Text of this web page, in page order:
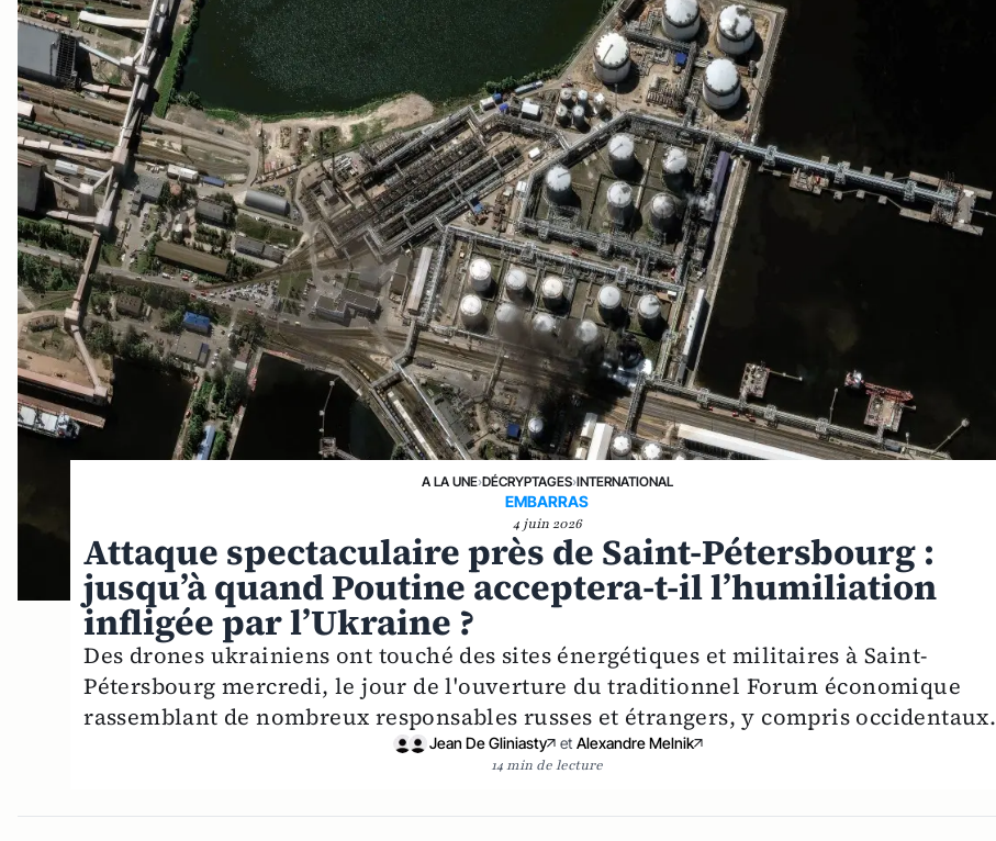
A LA UNE›DÉCRYPTAGES›INTERNATIONAL
EMBARRAS
4 juin 2026
Attaque spectaculaire près de Saint-Pétersbourg :
jusqu’à quand Poutine acceptera-t-il l’humiliation
infligée par l’Ukraine ?
Des drones ukrainiens ont touché des sites énergétiques et militaires à Saint-
Pétersbourg mercredi, le jour de l'ouverture du traditionnel Forum économique
rassemblant de nombreux responsables russes et étrangers, y compris occidentaux.
Jean De Gliniasty et Alexandre Melnik
14 min de lecture